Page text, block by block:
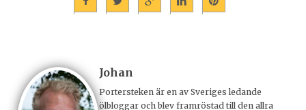
Johan
Portersteken är en av Sveriges ledande
ölbloggar och blev framröstad till den allra